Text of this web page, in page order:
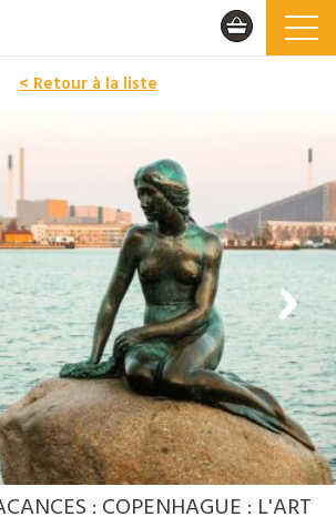
< Retour à la liste
: COPENHAGUE : L'ART